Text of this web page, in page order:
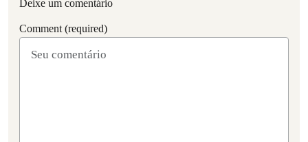
Deixe um comentário
Comment (required)